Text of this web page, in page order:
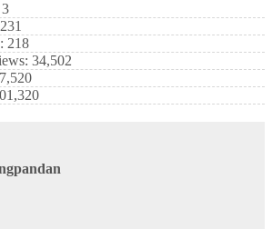
3
231
218
34,502